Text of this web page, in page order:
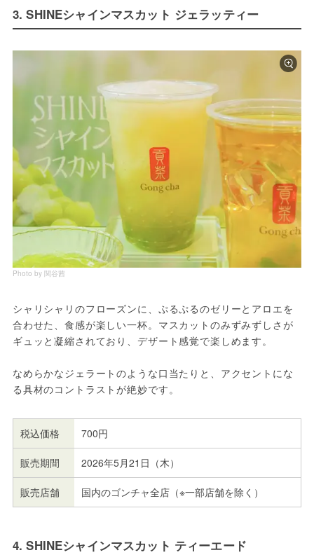
3. SHINEシャインマスカット ジェラッティー
Photo by 関谷茜
シャリシャリのフローズンに、ぷるぷるのゼリーとアロエを
合わせた、食感が楽しい一杯。マスカットのみずみずしさが
ギュッと凝縮されており、デザート感覚で楽しめます。
なめらかなジェラートのような口当たりと、アクセントにな
る具材のコントラストが絶妙です。
税込価格 700円
販売期間 2026年5月21日（木）
販売店舗 国内のゴンチャ全店（※一部店舗を除く）
4. SHINEシャインマスカット ティーエード